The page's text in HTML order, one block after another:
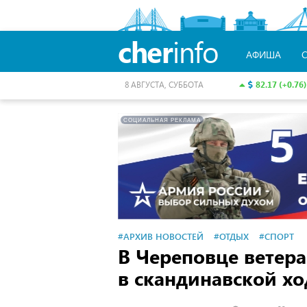
cherinfo АФИША
82.17 (+0.76)
8 АВГУСТА, СУББОТА
СОЦИАЛЬНАЯ РЕКЛАМА
#АРХИВ НОВОСТЕЙ #ОТДЫХ #СПОРТ
В Череповце
в скандинавской